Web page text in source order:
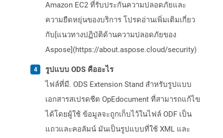
Amazon EC2 ที่รับประกันความปลอดภัยและ
ความยืดหยุ่นของบริการ โปรดอ่านเพิ่มเติมเกี่ยว
กับ[แนวทางปฏิบัติด้านความปลอดภัยของ
Aspose](https://about.aspose.cloud/security)
รูปแบบ ODS คืออะไร
ไฟล์ที่มี. ODS Extension Stand สำหรับรูปแบบ
เอกสารสเปรดชีต OpEdocument ที่สามารถแก้ไข
ได้โดยผู้ใช้ ข้อมูลจะถูกเก็บไว้ในไฟล์ ODF เป็น
แถวและคอลัมน์ มันเป็นรูปแบบที่ใช้ XML และ